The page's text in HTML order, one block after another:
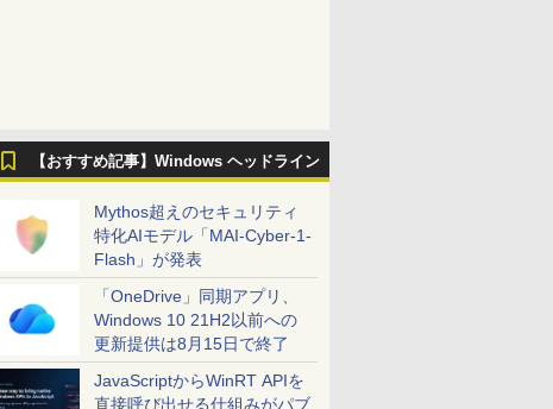
【おすすめ記事】Windows ヘッドライン
Mythos超えのセキュリティ
特化AIモデル「MAI-Cyber-1-
Flash」が発表
「OneDrive」同期アプリ、
Windows 10 21H2以前への
更新提供は8月15日で終了
JavaScriptからWinRT APIを
直接呼び出せる仕組みがパブ